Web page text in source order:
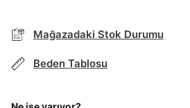
TAKSİT
İşbankası
Mağazadaki Stok Durumu
Beden Tablosu
Mağazada Bul